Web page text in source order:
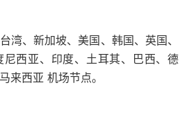
湾、新加坡、美国、韩国、英国、
西亚、印度、土耳其、巴西、德
来西亚 机场节点。